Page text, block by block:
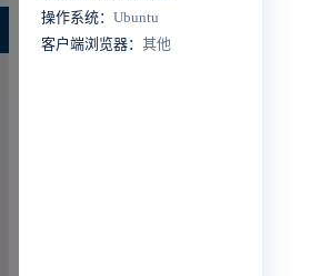
操作系统： Ubuntu
客户端浏览器： 其他